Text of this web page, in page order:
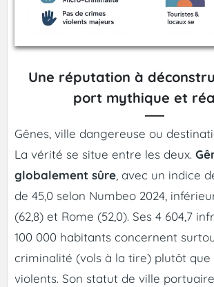
Une réputation à
port mythique et
Gênes, ville dangereuse ou
La vérité se situe entre les deux.
globalement sûre, avec un indice
de 45,0 selon Numbeo 2024,
(62,8) et Rome (52,0). Ses 4 604,7
100 000 habitants concernent
criminalité (vols à la tire) plutôt que
violents. Son statut de ville